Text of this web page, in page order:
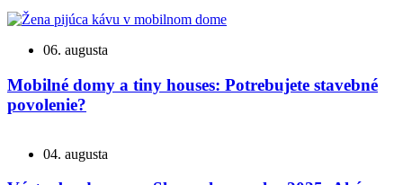
06. augusta
Mobilné domy a tiny houses: Potrebujete stavebné
povolenie?
04. augusta